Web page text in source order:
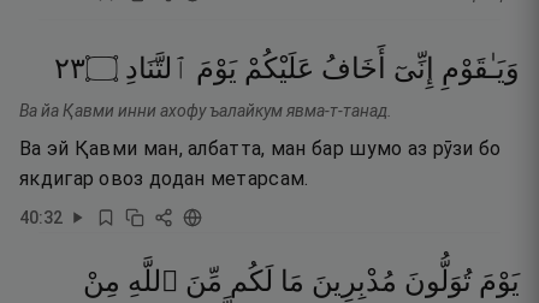
وَيَـٰقَوْمِ إِنِّىٓ أَخَافُ عَلَيْكُمْ يَوْمَ ٱلتَّنَادِ ۝٣٢
Ва йа Қавми инни ахофу ъалайкум явма-т-танад.
Ва эй Қавми ман, албатта, ман бар шумо аз рӯзи бо
якдигар овоз додан метарсам.
40:32
يَوْمَ تُوَلُّونَ مُدْبِرِينَ مَا لَكُم مِّنَ ٱللَّهِ مِنْ